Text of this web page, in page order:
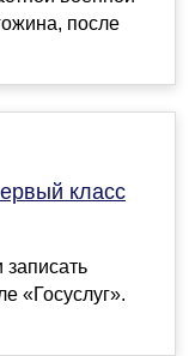
после
класс
записать
«Госуслуг».